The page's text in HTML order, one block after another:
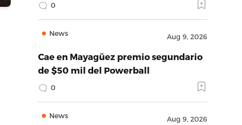
0
News Aug 9, 2026
Cae en Mayagüez premio segundario
de $50 mil del Powerball
0
News Aug 9, 2026